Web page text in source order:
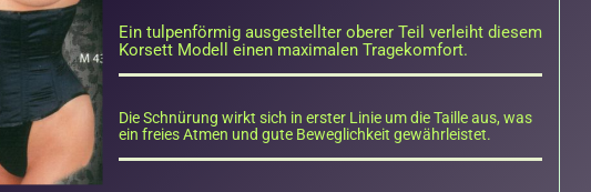
Ein tul­pen­för­mig aus­ge­stell­ter obe­rer Teil ver­leiht die­sem
Kor­sett Mo­dell einen ma­xi­ma­len Tra­ge­kom­fort.
Die Schnü­rung wirkt sich in ers­ter Linie um die Tail­le aus, was
ein frei­es Atmen und gute Be­weg­lich­keit ge­währ­leis­tet.